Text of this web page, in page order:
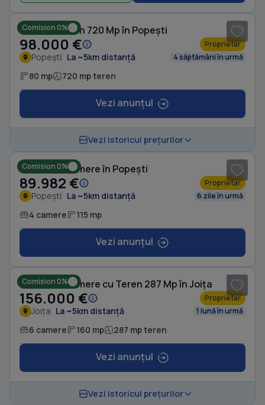
Comision 0%
Casă cu Teren 720 Mp în Popești
98.000 € Proprietar
Popești La ~5km distanță 4 săptămâni în urmă
80 mp 720 mp teren
Vezi anunțul
Vezi istoricul prețurilor
Comision 0%
Casă cu 4 camere în Popești
89.982 € Proprietar
Popești La ~5km distanță 6 zile în urmă
4 camere 115 mp
Vezi anunțul
Comision 0%
Casă cu 6 camere cu Teren 287 Mp în Joița
156.000 € Proprietar
Joița La ~5km distanță 1 lună în urmă
6 camere 160 mp 287 mp teren
Vezi anunțul
Vezi istoricul prețurilor